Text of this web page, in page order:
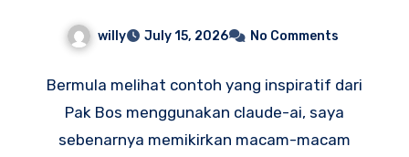
willy July 15, 2026 No Comments
Bermula melihat contoh yang inspiratif dari
Pak Bos menggunakan claude-ai, saya
sebenarnya memikirkan macam-macam